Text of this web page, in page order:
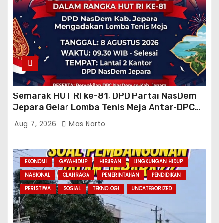
Semarak HUT RI ke-81, DPD Partai NasDem
Jepara Gelar Lomba Tenis Meja Antar-DPC
Se-Kabupaten
Aug 7, 2026 Mas Narto
EKONOMI GAYAHIDUP HIBURAN
LINGKUNGAN HIDUP
NASIONAL
OLAHRAGA PEMERINTAHAN
PENDIDIKAN
PERISTIWA
SOSIAL TEKNOLOGI UNCATEGORIZED